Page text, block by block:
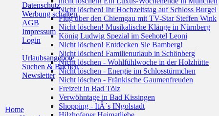
Datenschutz
Werbung schalten
AGB
Impressum
Login
Urlaubsangebote
Suchen & Buchen
Newsletter
Home
Nicht löschen! Ihr Hochzeitstag auf Schloss Burgel
Flug über den Chiemgau mit TV-Star Steffen Wink
Nicht löschen! Musikalische Klänge in Nürnberg
König Ludwig Spezial im Seehotel Leoni
Nicht löschen! Entdecken Sie Bamberg!
Nicht löschen! Familienurlaub in Schönberg
Nicht löschen - Wohlfühlwoche in der Holzhütte
Nicht löschen - Energie im Schlosstürmchen
Nicht löschen - Fränkische Gaumenfreuden
Freizeit in Bad Tölz
Verwöhntage in Bad Kissingen
Shopping - ItÂ´s INgolstadt